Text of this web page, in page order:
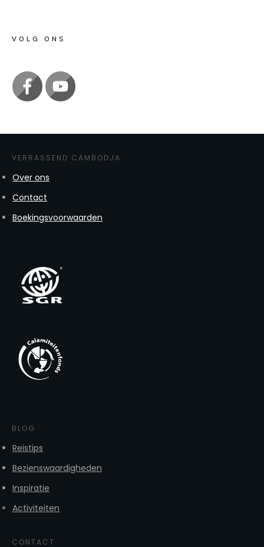
VOLG ONS
VERRASSEND CAMBODJA
Over ons
Contact
Boekingsvoorwaarden
BLOG
Reistips
Bezienswaardigheden
Inspiratie
Activiteiten
CONTACT